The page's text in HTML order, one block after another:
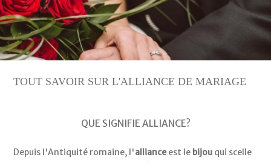
TOUT SAVOIR SUR L'ALLIANCE DE MARIAGE
QUE SIGNIFIE ALLIANCE?
Depuis l'Antiquité romaine, l'allianceest le bijou qui scelle